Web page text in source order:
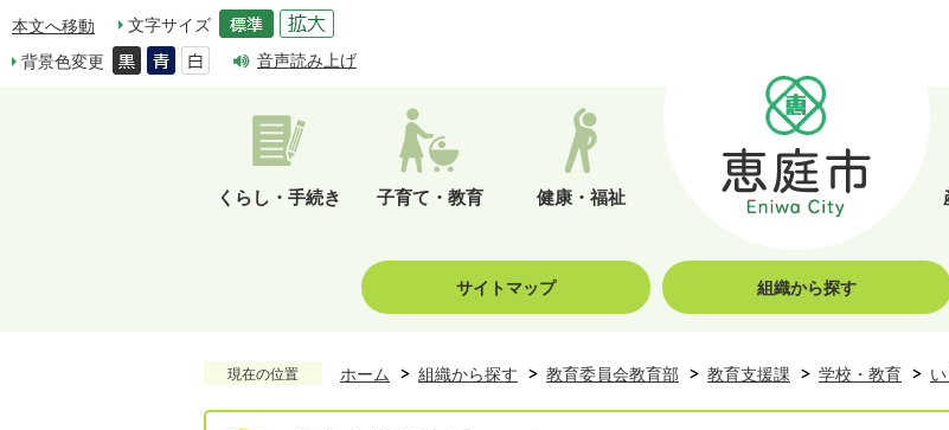
本文へ移動
文字サイズ
背景色変更
音声読み上げ
くらし・手続き 子育て・教育 健康・福祉
サイトマップ 組織から探す
現在の位置 ホーム 組織から探す 教育委員会教育部 教育支援課 学校・教育